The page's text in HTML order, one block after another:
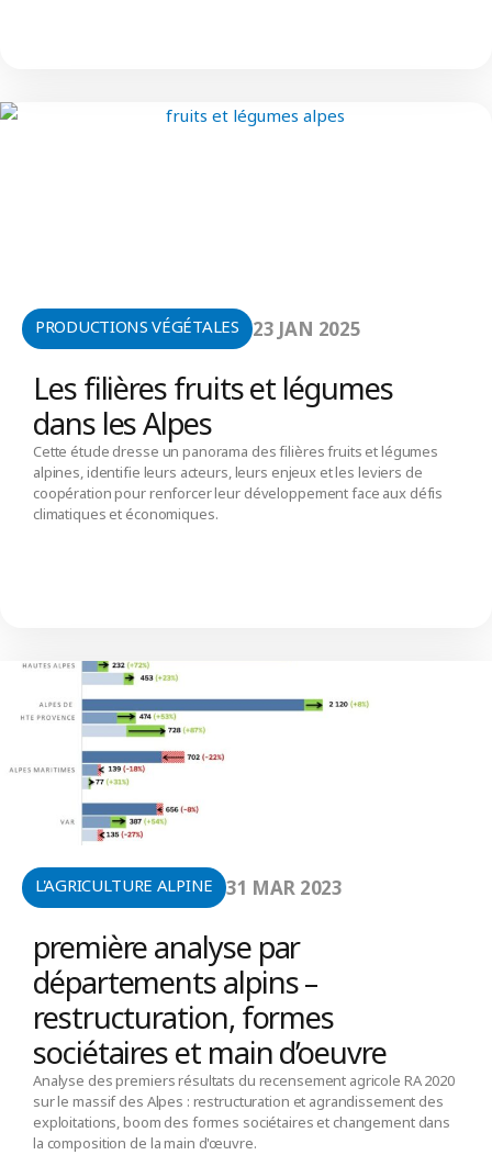
PRODUCTIONS VÉGÉTALES 23 JAN 2025
Les filières fruits et légumes
dans les Alpes
Cette étude dresse un panorama des filières fruits et légumes
alpines, identifie leurs acteurs, leurs enjeux et les leviers de
coopération pour renforcer leur développement face aux défis
climatiques et économiques.
L'AGRICULTURE ALPINE 31 MAR 2023
première analyse par
départements alpins –
restructuration, formes
sociétaires et main d’oeuvre
Analyse des premiers résultats du recensement agricole RA 2020
sur le massif des Alpes : restructuration et agrandissement des
exploitations, boom des formes sociétaires et changement dans
la composition de la main d'œuvre.